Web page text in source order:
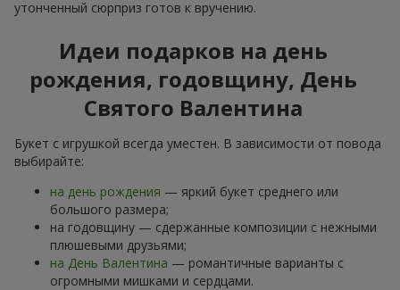
утонченный сюрприз готов к вручению.
Идеи подарков на день
рождения, годовщину, День
Святого Валентина
Букет с игрушкой всегда уместен. В зависимости от повода
выбирайте:
на день рождения — яркий букет среднего или
большого размера;
на годовщину — сдержанные композиции с нежными
плюшевыми друзьями;
на День Валентина — романтичные варианты с
огромными мишками и сердцами.